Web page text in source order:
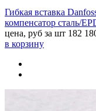
Гибкая вставка
компенсатор сталь/
цена, руб за шт 182
в корзину